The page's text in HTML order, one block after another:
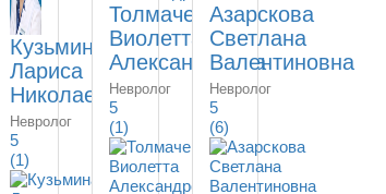
Кузьмина
Лариса
Николаевна
Невролог
5
(1)
Толмачева
Виолетта
Александровна
Невролог
5
(1)
Азарскова
Светлана
Валентиновна
Невролог
5
(6)